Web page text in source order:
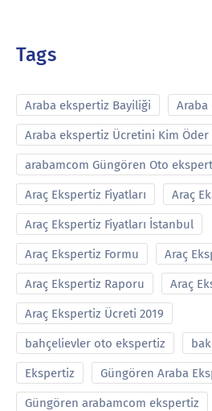
Tags
Araba ekspertiz Bayiliği
Araba ekspertiz Ücretini Kim Öder
arabamcom Güngören Oto
Araç Ekspertiz Fiyatları Araç
Araç Ekspertiz Fiyatları İstanbul
Araç Ekspertiz Formu Araç
Araç Ekspertiz Raporu Araç
Araç Ekspertiz Ücreti 2019
bahçelievler oto ekspertiz
Ekspertiz Güngören Araba
Güngören arabamcom ekspertiz